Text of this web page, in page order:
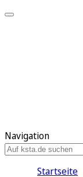
Navigation
Startseite